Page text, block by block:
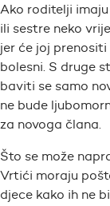
Ako roditelji
ili sestre neko
jer će joj
bolesni. S druge
baviti se samo
ne bude
za novoga člana.
Što se može
Vrtići moraju
djece kako ih ne